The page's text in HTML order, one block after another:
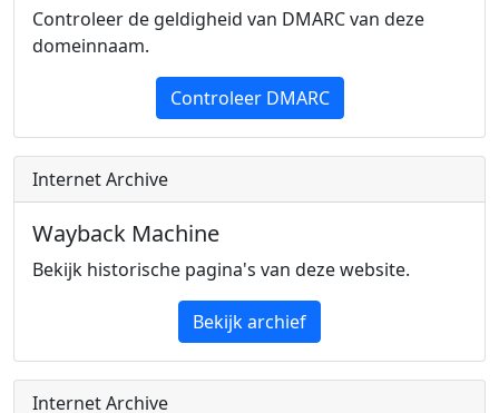
Controleer de geldigheid van DMARC van deze
domeinnaam.
Controleer DMARC
Internet Archive
Wayback Machine
Bekijk historische pagina's van deze website.
Bekijk archief
Internet Archive